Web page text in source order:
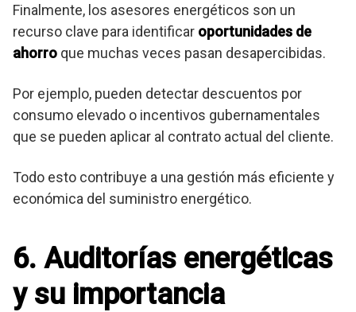
Finalmente, los asesores energéticos son un
recurso clave para identificar oportunidades de
ahorro que muchas veces pasan desapercibidas.
Por ejemplo, pueden detectar descuentos por
consumo elevado o incentivos gubernamentales
que se pueden aplicar al contrato actual del cliente.
Todo esto contribuye a una gestión más eficiente y
económica del suministro energético.
6. Auditorías energéticas
y su importancia